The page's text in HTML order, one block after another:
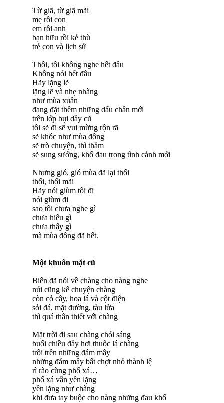
Từ giã, từ giã mãi
mẹ rồi con
em rồi anh
bạn hữu rồi kẻ thù
trẻ con và lịch sử
Thôi, tôi không nghe hết đâu
Không nói hết đâu
Hãy lặng lẽ
lặng lẽ và nhẹ nhàng
như mùa xuân
đang đặt thêm những dấu chân mới
trên lớp bụi dầy cũ
tôi sẽ đi sẽ vui mừng rộn rã
sẽ khóc như mùa đông
sẽ trò chuyện, thì thầm
sẽ sung sướng, khổ đau trong tình cảnh mới
Nhưng gió, gió mùa đã lại thổi
thổi, thổi mãi
Hãy nói giùm tôi đi
nói giùm đi
sao tôi chưa nghe gì
chưa hiểu gì
chưa thấy gì
mà mùa đông đã hết.
Một khuôn mặt cũ
Biển đã nói về chàng cho nàng nghe
núi cũng kể chuyện chàng
còn cỏ cây, hoa lá và cột điện
sỏi đá, mặt đường, tàu lửa
thì quá thân thiết với chàng
Mặt trời đi sau chàng chói sáng
buổi chiều đầy hơi thuốc lá chàng
trôi trên những đám mây
những đám mây bất chợt nhỏ thành lệ
rì rào cùng phố xá…
phố xá vẫn yên lặng
yên lặng như chàng
khi đưa tay buộc cho nàng những đau khổ